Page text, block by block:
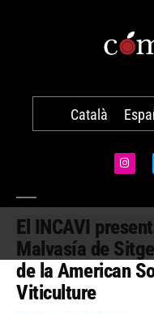
Català
El INCAVI
Malvasía de
de la American
Viticulture